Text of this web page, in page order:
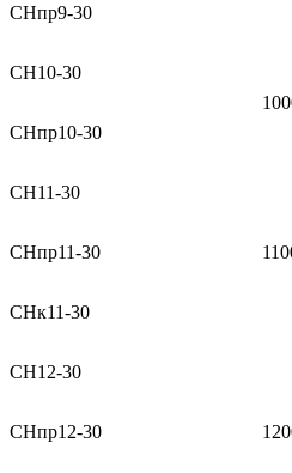
СНпр9-30
СН10-30
СНпр10-30
СН11-30
СНпр11-30
СНк11-30
СН12-30
СНпр12-30